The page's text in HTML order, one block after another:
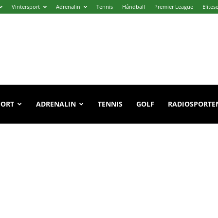
Vintersport Adrenalin Tennis Håndball Premier League
ADRENALIN TENNIS GOLF